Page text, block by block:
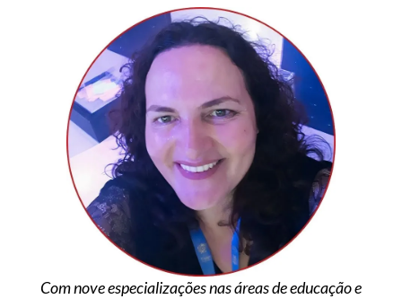
Com nove especializações nas áreas de educação e